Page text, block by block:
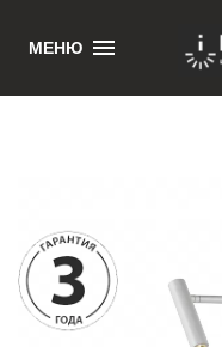
МЕНЮ